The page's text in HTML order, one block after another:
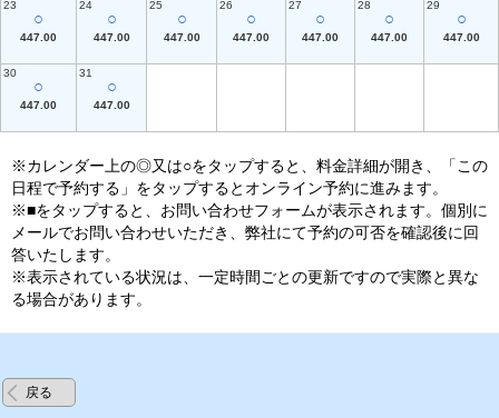
23
○
447.00
24
○
447.00
25
○
447.00
26
○
447.00
27
○
447.00
28
○
447.00
29
○
447.00
30
○
447.00
31
○
447.00
※カレンダー上の◎又は○をタップすると、料金詳細が開き、「この
日程で予約する」をタップするとオンライン予約に進みます。
※■をタップすると、お問い合わせフォームが表示されます。個別に
メールでお問い合わせいただき、弊社にて予約の可否を確認後に回
答いたします。
※表示されている状況は、一定時間ごとの更新ですので実際と異な
る場合があります。
戻る